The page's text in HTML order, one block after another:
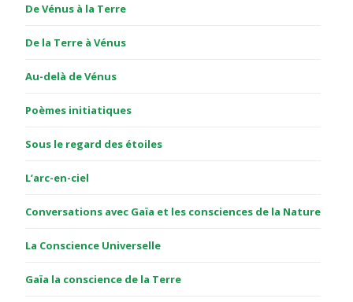
De Vénus à la Terre
De la Terre à Vénus
Au-delà de Vénus
Poèmes initiatiques
Sous le regard des étoiles
L’arc-en-ciel
Conversations avec Gaïa et les consciences de la Nature
La Conscience Universelle
Gaïa la conscience de la Terre